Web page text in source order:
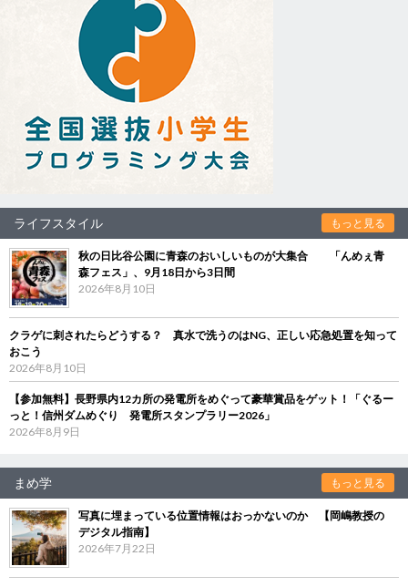
ライフスタイル もっと見る
秋の日比谷公園に青森のおいしいものが大集合 「んめぇ青
森フェス」、9月18日から3日間
2026年8月10日
クラゲに刺されたらどうする？ 真水で洗うのはNG、正しい応急処置を知って
おこう
2026年8月10日
【参加無料】長野県内12カ所の発電所をめぐって豪華賞品をゲット！「ぐるー
っと！信州ダムめぐり 発電所スタンプラリー2026」
2026年8月9日
まめ学 もっと見る
写真に埋まっている位置情報はおっかないのか 【岡嶋教授の
デジタル指南】
2026年7月22日